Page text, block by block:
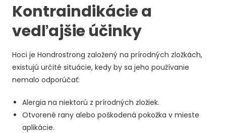
Kontraindikácie a
vedľajšie účinky
Hoci je Hondrostrong založený na prírodných zložkách,
existujú určité situácie, kedy by sa jeho používanie
nemalo odporúčať:
Alergia na niektorú z prírodných zložiek.
Otvorené rany alebo poškodená pokožka v mieste
aplikácie.